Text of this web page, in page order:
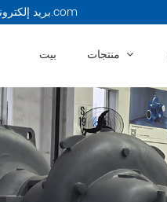
بريد إلكتروني : 13914479750@163.com
بيت